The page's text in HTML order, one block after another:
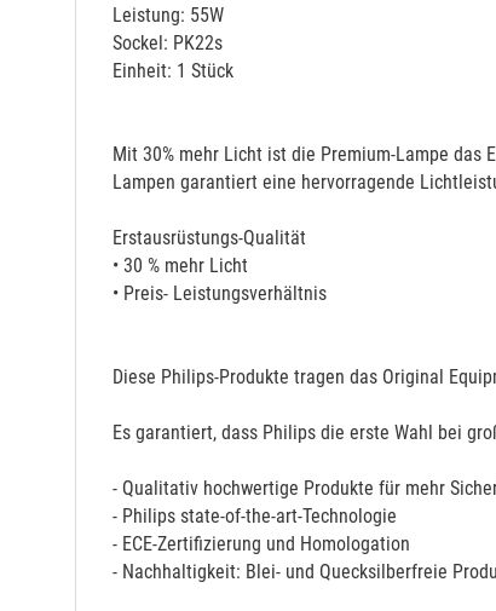
Leistung: 55W
Sockel: PK22s
Einheit: 1 Stück
Mit 30% mehr Licht ist die Premium-Lampe
Lampen garantiert eine hervorragende
Erstausrüstungs-Qualität
• 30 % mehr Licht
• Preis- Leistungsverhältnis
Diese Philips-Produkte tragen das Original
Es garantiert, dass Philips die erste Wahl bei
- Qualitativ hochwertige Produkte für mehr
- Philips state-of-the-art-Technologie
- ECE-Zertifizierung und Homologation
- Nachhaltigkeit: Blei- und Quecksilberfreie